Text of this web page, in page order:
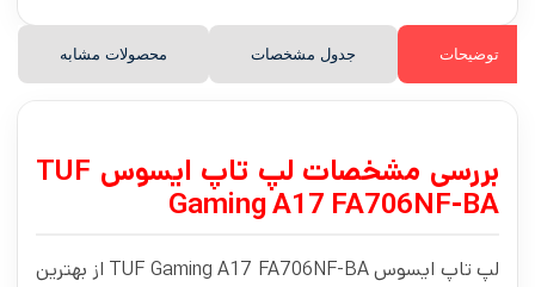
توضیحات جدول مشخصات محصولات مشابه
بررسی مشخصات لپ تاپ ایسوس TUF
Gaming A17 FA706NF-BA
لپ تاپ ایسوس TUF Gaming A17 FA706NF-BA از بهترین